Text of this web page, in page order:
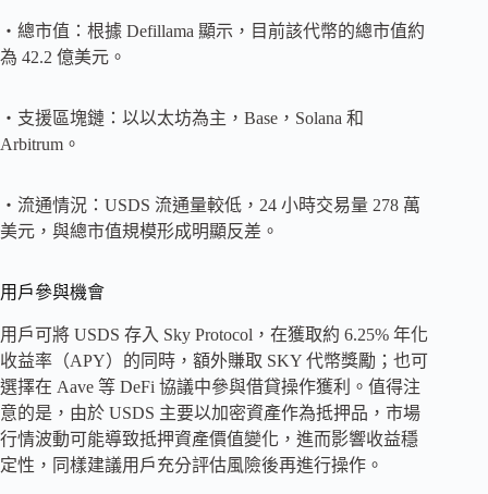
・總市值：根據 Defillama 顯示，目前該代幣的總市值約
為 42.2 億美元。
・支援區塊鏈：以以太坊為主，Base，Solana 和
Arbitrum。
・流通情況：USDS 流通量較低，24 小時交易量 278 萬
美元，與總市值規模形成明顯反差。
用戶參與機會
用戶可將 USDS 存入 Sky Protocol，在獲取約 6.25% 年化
收益率（APY）的同時，額外賺取 SKY 代幣獎勵；也可
選擇在 Aave 等 DeFi 協議中參與借貸操作獲利。值得注
意的是，由於 USDS 主要以加密資產作為抵押品，市場
行情波動可能導致抵押資產價值變化，進而影響收益穩
定性，同樣建議用戶充分評估風險後再進行操作。